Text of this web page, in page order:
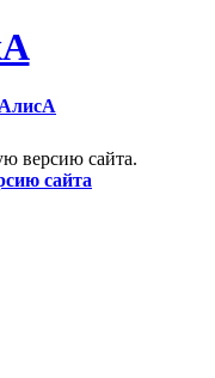
версию сайта.
сайта